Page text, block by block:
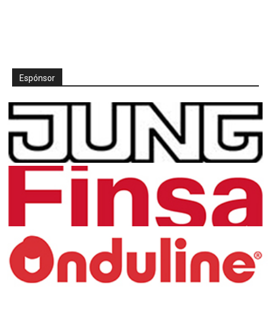
Espónsor